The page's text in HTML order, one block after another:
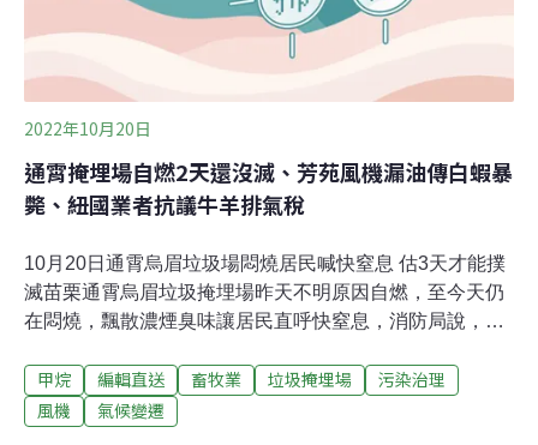
2022年10月20日
通霄掩埋場自燃2天還沒滅、芳苑風機漏油傳白蝦暴
斃、紐國業者抗議牛羊排氣稅
10月20日通霄烏眉垃圾場悶燒居民喊快窒息 估3天才能撲
滅苗栗通霄烏眉垃圾掩埋場昨天不明原因自燃，至今天仍
在悶燒，飄散濃煙臭味讓居民直呼快窒息，消防局說，現
能完全撲滅。（中央社報導）彰化芳苑發電風機漏油 周邊
文蛤、蝦污染暴斃彰化縣芳苑鄉有許多養殖業者，包括文
甲烷 編輯直送 畜牧業 垃圾掩埋場
污染治理
風機
氣候變遷